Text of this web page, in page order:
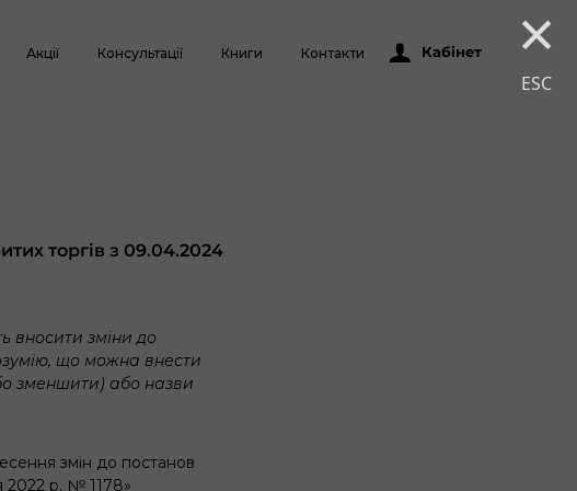
×
ESC
Акції Консультації Книги Контакти Кабінет
торгів з 09.04.2024
вносити зміни до
що можна внести
зменшити) або назви
змін до постанов
2022 р. № 1178»